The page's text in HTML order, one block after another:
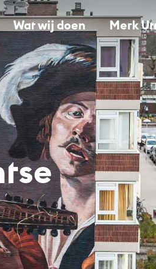
Wat wij doen Merk